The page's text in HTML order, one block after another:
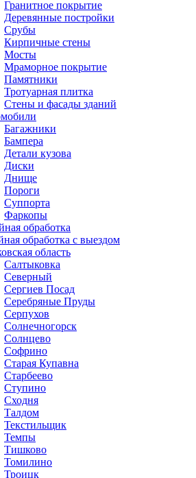
Гранитное покрытие
Деревянные постройки
Срубы
Кирпичные стены
Мосты
Мраморное покрытие
Памятники
Тротуарная плитка
Стены и фасады зданий
Багажники
Бампера
Детали кузова
Диски
Днище
Пороги
Суппорта
Фаркопы
обработка
обработка с выездом
область
Салтыковка
Северный
Сергиев Посад
Серебряные Пруды
Серпухов
Солнечногорск
Солнцево
Софрино
Старая Купавна
Старбеево
Ступино
Сходня
Талдом
Текстильщик
Темпы
Тишково
Томилино
Троицк